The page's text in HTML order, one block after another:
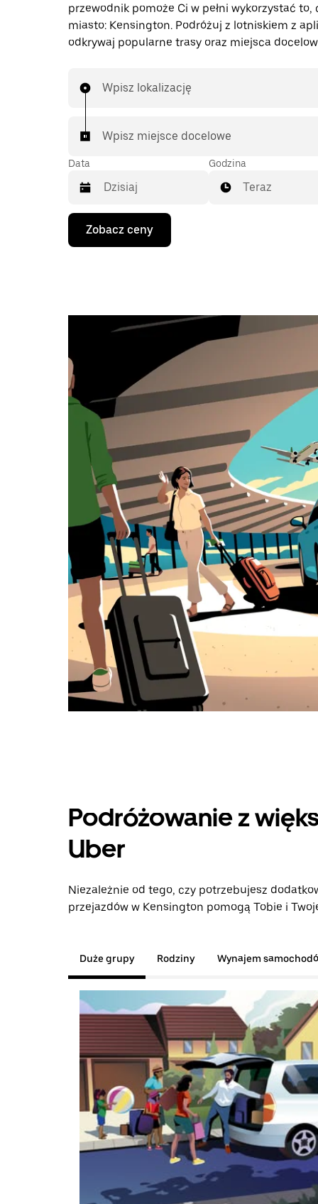
przewodnik pomoże Ci w pełni wykorzystać to,
miasto: Kensington. Podróżuj z lotniskiem z
odkrywaj popularne trasy oraz miejsca
Wpisz lokalizację
Wpisz miejsce docelowe
Data
Naciśnij
klawisz
strzałki
klawisz
„Escape”,
aby
zamknąć
kalendarz.
Godzina
Teraz
Zobacz ceny
Podróżowanie z
Uber
Niezależnie od tego, czy potrzebujesz
przejazdów w Kensington pomogą Tobie i
Duże grupy Rodziny Wynajem